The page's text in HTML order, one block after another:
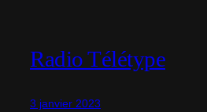
Radio Télétype
3 janvier 2023